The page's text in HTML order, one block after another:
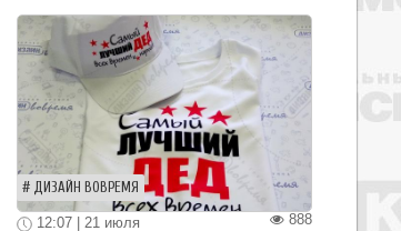
ДИЗАЙН ВОВРЕМЯ
888
12:07 | 21 июля